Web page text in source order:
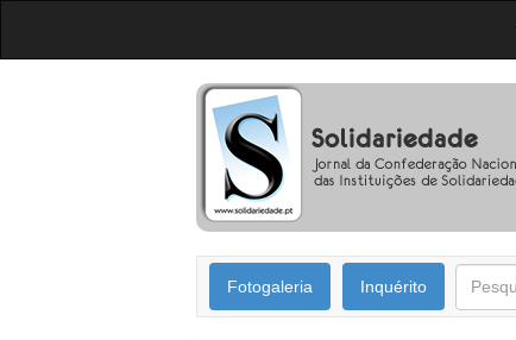
Fotogaleria Inquérito